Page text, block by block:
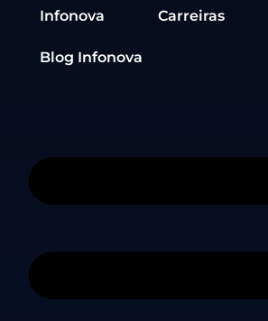
Infonova Carreiras
Blog Infonova